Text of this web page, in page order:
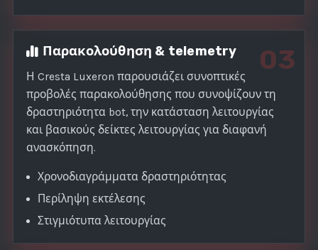
03
Παρακολούθηση & telemetry
Η Cresta Luxeron παρουσιάζει συνοπτικές
προβολές παρακολούθησης που συνοψίζουν τη
δραστηριότητα bot, την κατάσταση λειτουργίας
και βασικούς δείκτες λειτουργίας για διαφανή
ανασκόπηση.
Χρονοδιαγράμματα δραστηριότητας
Περίληψη εκτέλεσης
Στιγμιότυπα λειτουργίας